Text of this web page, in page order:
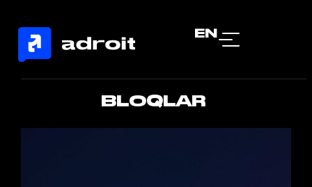
EN
BLOQLAR